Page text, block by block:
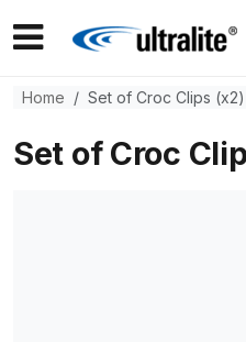
Home Set of Croc Clips (x2)
Set of Croc